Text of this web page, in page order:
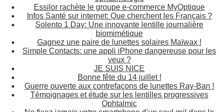
Essilor rachète le groupe e-commerce MyOptique
Infos Santé sur internet: Que cherchent les Français ?
Solento 1 Day: Une innovante lentille journalière
biomimétique
Gagnez une paire de lunettes solaires Maïwax !
Simple Contacts: une appli iPhone dangereuse pour les
yeux ?
JE SUIS NICE
Bonne fête du 14 juillet !
Guerre ouverte aux contrefaçons de lunettes Ray-Ban !
Témoignages et étude sur les lentilles progressives
Ophtalmic